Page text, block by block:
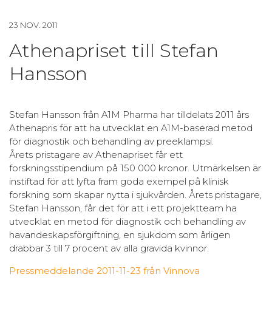
23 NOV. 2011
Athenapriset till Stefan
Hansson
Stefan Hansson från A1M Pharma har tilldelats 2011 års
Athenapris för att ha utvecklat en A1M-baserad metod
för diagnostik och behandling av preeklampsi.
Årets pristagare av Athenapriset får ett
forskningsstipendium på 150 000 kronor. Utmärkelsen är
instiftad för att lyfta fram goda exempel på klinisk
forskning som skapar nytta i sjukvården. Årets pristagare,
Stefan Hansson, får det för att i ett projektteam ha
utvecklat en metod för diagnostik och behandling av
havandeskapsförgiftning, en sjukdom som årligen
drabbar 3 till 7 procent av alla gravida kvinnor.
Pressmeddelande 2011-11-23 från Vinnova